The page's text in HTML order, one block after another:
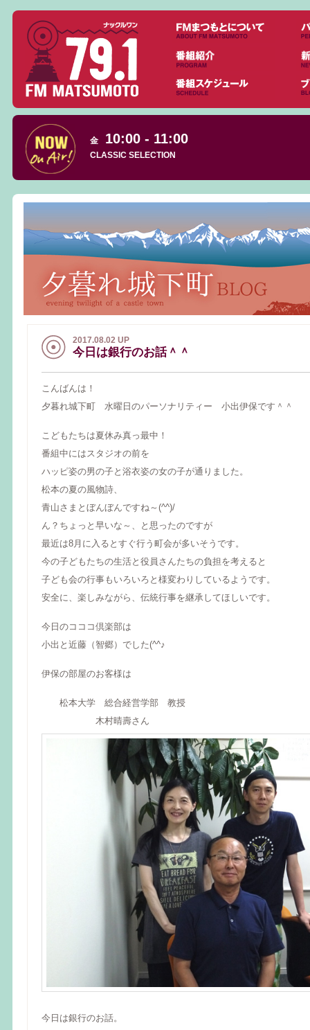
金 10:00 - 11:00
CLASSIC SELECTION
2017.08.02 UP
今日は銀行のお話＾＾
こんばんは！
夕暮れ城下町 水曜日のパーソナリティー 小出伊保です＾＾
こどもたちは夏休み真っ最中！
番組中にはスタジオの前を
ハッピ姿の男の子と浴衣姿の女の子が通りました。
松本の夏の風物詩、
青山さまとぼんぼんですね～(^^)/
ん？ちょっと早いな～、と思ったのですが
最近は8月に入るとすぐ行う町会が多いそうです。
今の子どもたちの生活と役員さんたちの負担を考えると
子ども会の行事もいろいろと様変わりしているようです。
安全に、楽しみながら、伝統行事を継承してほしいです。
今日のコココ倶楽部は
小出と近藤（智郷）でした(^^♪
伊保の部屋のお客様は
松本大学 総合経営学部 教授
木村晴壽さん
今日は銀行のお話。